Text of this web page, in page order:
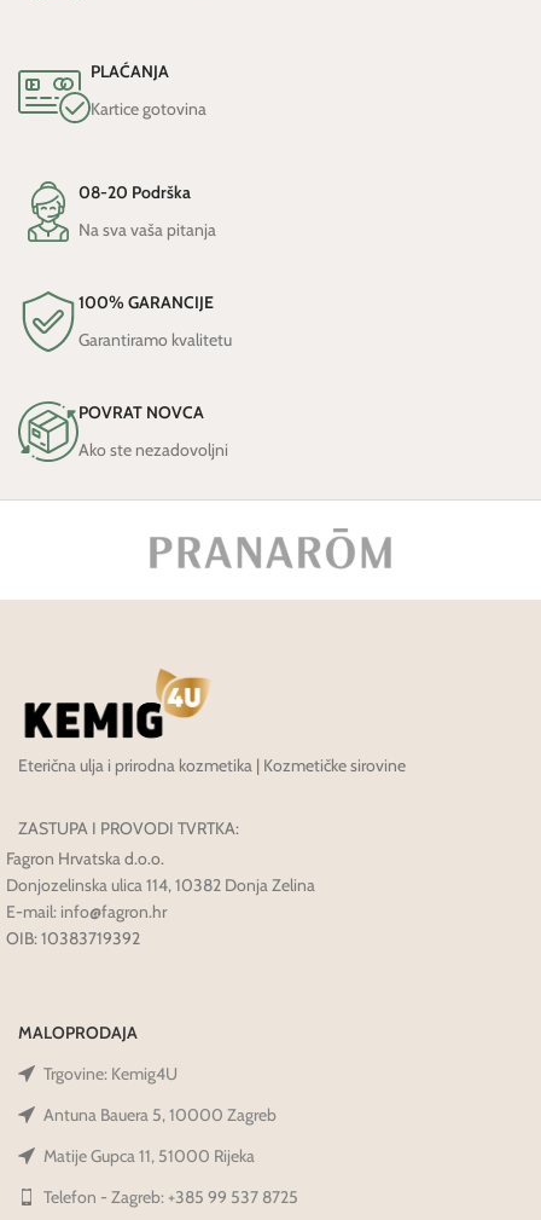
PLAĆANJA
Kartice gotovina
08-20 Podrška
Na sva vaša pitanja
100% GARANCIJE
Garantiramo kvalitetu
POVRAT NOVCA
Ako ste nezadovoljni
Eterična ulja i prirodna kozmetika | Kozmetičke sirovine
ZASTUPA I PROVODI TVRTKA:
Fagron Hrvatska d.o.o.
Donjozelinska ulica 114, 10382 Donja Zelina
E-mail: info@fagron.hr
OIB: 10383719392
MALOPRODAJA
Trgovine: Kemig4U
Antuna Bauera 5, 10000 Zagreb
Matije Gupca 11, 51000 Rijeka
Telefon - Zagreb: +385 99 537 8725